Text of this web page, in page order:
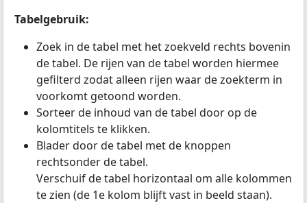
Tabelgebruik:
Zoek in de tabel met het zoekveld rechts bovenin
de tabel. De rijen van de tabel worden hiermee
gefilterd zodat alleen rijen waar de zoekterm in
voorkomt getoond worden.
Sorteer de inhoud van de tabel door op de
kolomtitels te klikken.
Blader door de tabel met de knoppen
rechtsonder de tabel.
Verschuif de tabel horizontaal om alle kolommen
te zien (de 1e kolom blijft vast in beeld staan).